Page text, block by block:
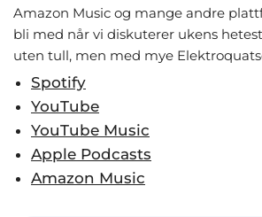
Amazon Music og mange andre
bli med når vi diskuterer ukens
uten tull, men med mye
Spotify
YouTube
YouTube Music
Apple Podcasts
Amazon Music